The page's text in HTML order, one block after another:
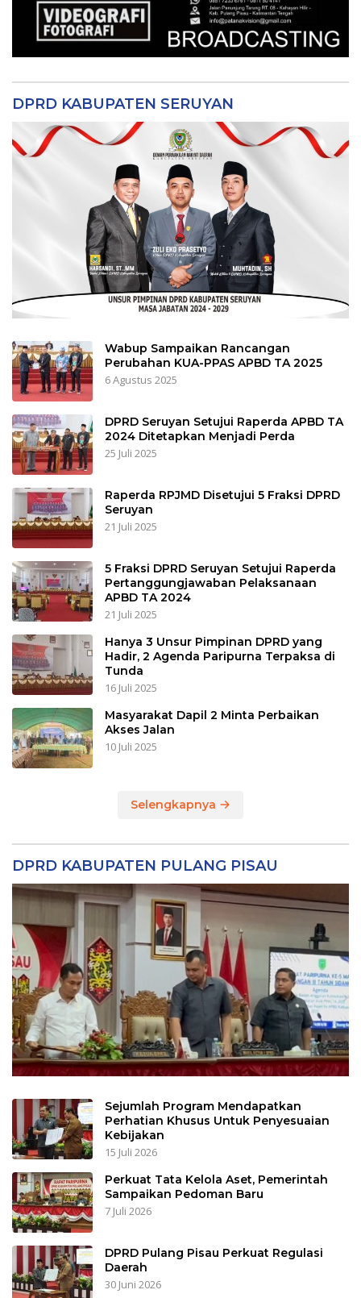
DPRD KABUPATEN SERUYAN
Wabup Sampaikan Rancangan
Perubahan KUA-PPAS APBD TA 2025
6 Agustus 2025
DPRD Seruyan Setujui Raperda APBD TA
2024 Ditetapkan Menjadi Perda
25 Juli 2025
Raperda RPJMD Disetujui 5 Fraksi DPRD
Seruyan
21 Juli 2025
5 Fraksi DPRD Seruyan Setujui Raperda
Pertanggungjawaban Pelaksanaan
APBD TA 2024
21 Juli 2025
Hanya 3 Unsur Pimpinan DPRD yang
Hadir, 2 Agenda Paripurna Terpaksa di
Tunda
16 Juli 2025
Masyarakat Dapil 2 Minta Perbaikan
Akses Jalan
10 Juli 2025
Selengkapnya
DPRD KABUPATEN PULANG PISAU
Sejumlah Program Mendapatkan
Perhatian Khusus Untuk Penyesuaian
Kebijakan
15 Juli 2026
Perkuat Tata Kelola Aset, Pemerintah
Sampaikan Pedoman Baru
7 Juli 2026
DPRD Pulang Pisau Perkuat Regulasi
Daerah
30 Juni 2026